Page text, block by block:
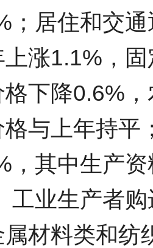
；居住和交
涨1.1%，
下降0.6%
与上年持平
，其中生产
工业生产者
材料类和纺